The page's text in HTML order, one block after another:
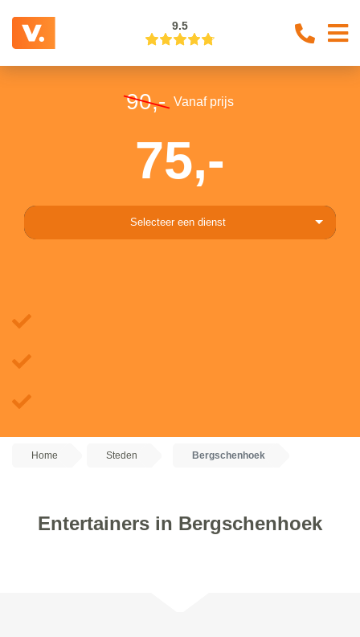
9.5
90,- Vanaf prijs
75,-
Selecteer een dienst
Home Steden Bergschenhoek
Entertainers in Bergschenhoek